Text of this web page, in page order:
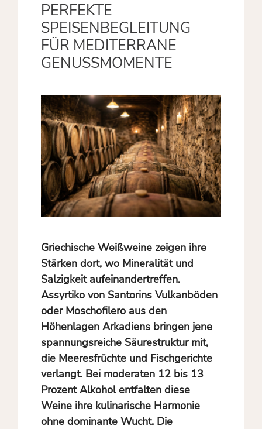
PERFEKTE
SPEISENBEGLEITUNG
FÜR MEDITERRANE
GENUSSMOMENTE
Griechische Weißweine zeigen ihre
Stärken dort, wo Mineralität und
Salzigkeit aufeinandertreffen.
Assyrtiko von Santorins Vulkanböden
oder Moschofilero aus den
Höhenlagen Arkadiens bringen jene
spannungsreiche Säurestruktur mit,
die Meeresfrüchte und Fischgerichte
verlangt. Bei moderaten 12 bis 13
Prozent Alkohol entfalten diese
Weine ihre kulinarische Harmonie
ohne dominante Wucht. Die